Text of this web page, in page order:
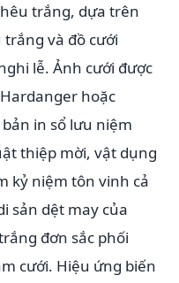
trắng, dựa trên
và đồ cưới
lễ. Ảnh cưới được
hoặc
in sổ lưu niệm
thiệp mời, vật dụng
kỷ niệm tôn vinh cả
sản dệt may của
đơn sắc phối
cưới. Hiệu ứng biến